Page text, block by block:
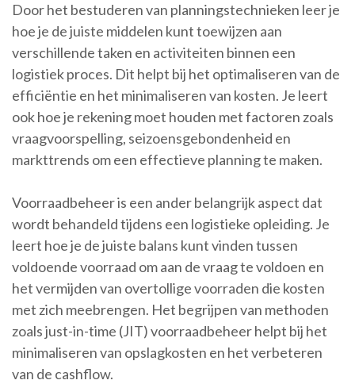
Door het bestuderen van planningstechnieken leer je
hoe je de juiste middelen kunt toewijzen aan
verschillende taken en activiteiten binnen een
logistiek proces. Dit helpt bij het optimaliseren van de
efficiëntie en het minimaliseren van kosten. Je leert
ook hoe je rekening moet houden met factoren zoals
vraagvoorspelling, seizoensgebondenheid en
markttrends om een effectieve planning te maken.
Voorraadbeheer is een ander belangrijk aspect dat
wordt behandeld tijdens een logistieke opleiding. Je
leert hoe je de juiste balans kunt vinden tussen
voldoende voorraad om aan de vraag te voldoen en
het vermijden van overtollige voorraden die kosten
met zich meebrengen. Het begrijpen van methoden
zoals just-in-time (JIT) voorraadbeheer helpt bij het
minimaliseren van opslagkosten en het verbeteren
van de cashflow.